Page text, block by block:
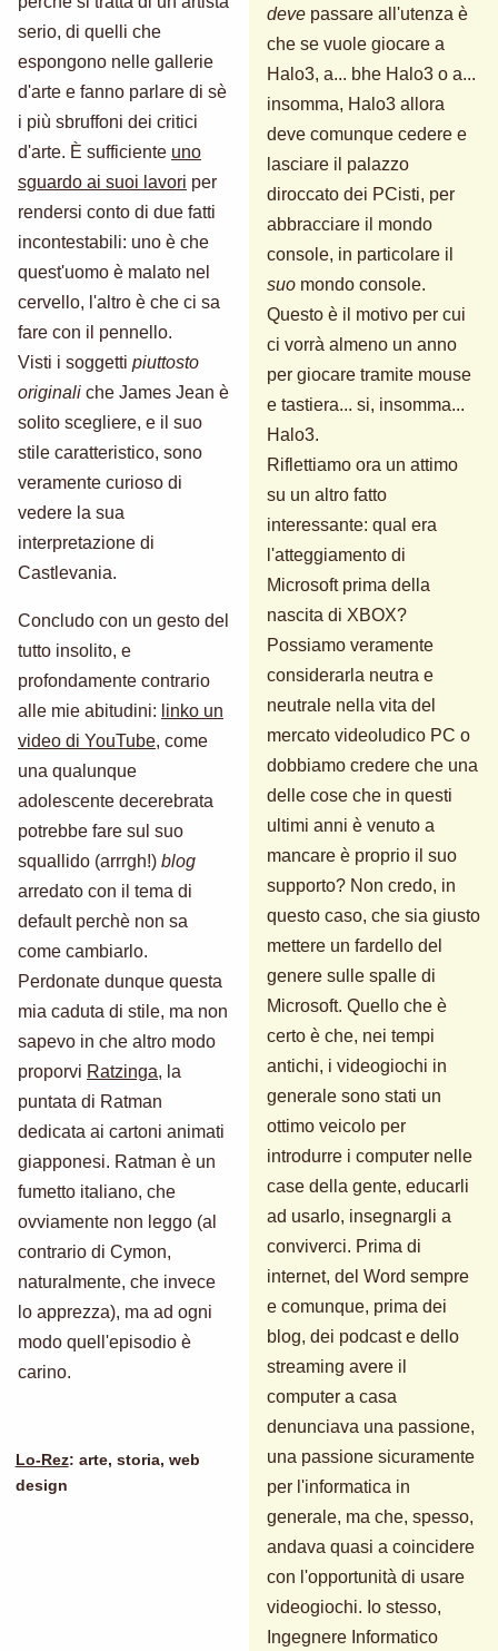
serio, di quelli che
espongono nelle gallerie
d'arte e fanno parlare di sè
i più sbruffoni dei critici
d'arte. È sufficiente uno
sguardo ai suoi lavori per
rendersi conto di due fatti
incontestabili: uno è che
quest'uomo è malato nel
cervello, l'altro è che ci sa
fare con il pennello.
Visti i soggetti piuttosto
originali che James Jean è
solito scegliere, e il suo
stile caratteristico, sono
veramente curioso di
vedere la sua
interpretazione di
Castlevania.
Concludo con un gesto del
tutto insolito, e
profondamente contrario
alle mie abitudini: linko un
video di YouTube, come
una qualunque
adolescente decerebrata
potrebbe fare sul suo
squallido (arrrgh!) blog
arredato con il tema di
default perchè non sa
come cambiarlo.
Perdonate dunque questa
mia caduta di stile, ma non
sapevo in che altro modo
proporvi Ratzinga, la
puntata di Ratman
dedicata ai cartoni animati
giapponesi. Ratman è un
fumetto italiano, che
ovviamente non leggo (al
contrario di Cymon,
naturalmente, che invece
lo apprezza), ma ad ogni
modo quell'episodio è
carino.
Lo-Rez: arte, storia, web
design
deve passare all'utenza è
che se vuole giocare a
Halo3, a... bhe Halo3 o a...
insomma, Halo3 allora
deve comunque cedere e
lasciare il palazzo
diroccato dei PCisti, per
abbracciare il mondo
console, in particolare il
suo mondo console.
Questo è il motivo per cui
ci vorrà almeno un anno
per giocare tramite mouse
e tastiera... si, insomma...
Halo3.
Riflettiamo ora un attimo
su un altro fatto
interessante: qual era
l'atteggiamento di
Microsoft prima della
nascita di XBOX?
Possiamo veramente
considerarla neutra e
neutrale nella vita del
mercato videoludico PC o
dobbiamo credere che una
delle cose che in questi
ultimi anni è venuto a
mancare è proprio il suo
supporto? Non credo, in
questo caso, che sia giusto
mettere un fardello del
genere sulle spalle di
Microsoft. Quello che è
certo è che, nei tempi
antichi, i videogiochi in
generale sono stati un
ottimo veicolo per
introdurre i computer nelle
case della gente, educarli
ad usarlo, insegnargli a
conviverci. Prima di
internet, del Word sempre
e comunque, prima dei
blog, dei podcast e dello
streaming avere il
computer a casa
denunciava una passione,
una passione sicuramente
per l'informatica in
generale, ma che, spesso,
andava quasi a coincidere
con l'opportunità di usare
videogiochi. Io stesso,
Ingegnere Informatico